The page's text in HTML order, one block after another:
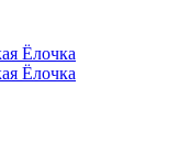
Ёлочка
Ёлочка